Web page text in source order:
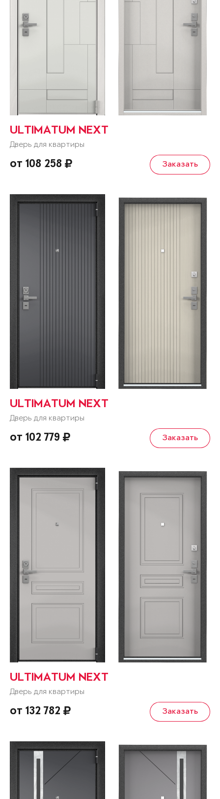
ULTIMATUM NEXT
Дверь для квартиры
от 108 258 Заказать
ULTIMATUM NEXT
Дверь для квартиры
от 102 779 Заказать
ULTIMATUM NEXT
Дверь для квартиры
от 132 782 Заказать